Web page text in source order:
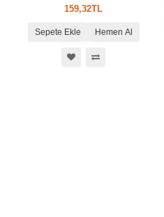
159,32TL
Sepete Ekle Hemen Al